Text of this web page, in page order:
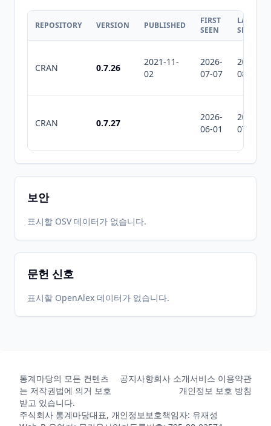
REPOSITORY VERSION PUBLISHED
FIRST
SEEN
LAST
SEEN
CRAN 0.7.26
2021-11-
02
2026-
07-07
2026-
08-07
CRAN 0.7.27
2026-
06-01
2026-
07-10
보안
표시할 OSV 데이터가 없습니다.
문헌 신호
표시할 OpenAlex 데이터가 없습니다.
통계마당의 모든 컨텐츠
는 저작권법에 의거 보호
받고 있습니다.
공지사항회사 소개서비스 이용약관
개인정보 보호 방침
주식회사 통계마당대표, 개인정보보호책임자: 유재성